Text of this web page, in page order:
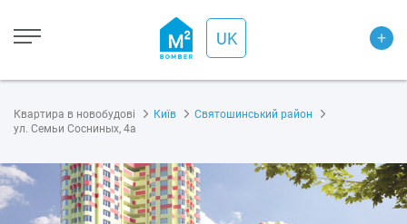
UK +
Квартира в новобудові Київ
Святошинський район
ул. Семьи Сосниных, 4а
1. Повна вартість
2-до, 89.0 м²- 3 871 500 ₴